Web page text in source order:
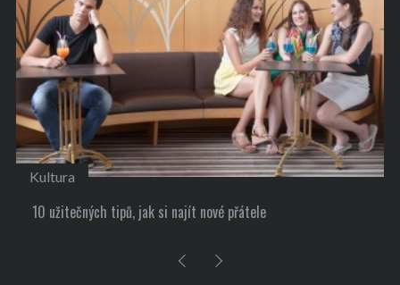
Kultura
10 užitečných tipů, jak si najít nové přátele